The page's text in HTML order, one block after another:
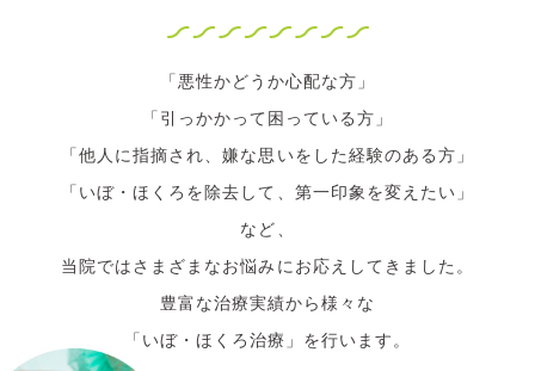
「悪性かどうか心配な方」
「引っかかって困っている方」
「他人に指摘され、嫌な思いをした経験のある方」
「いぼ・ほくろを除去して、第一印象を変えたい」
など、
当院ではさまざまなお悩みにお応えしてきました。
豊富な治療実績から様々な
「いぼ・ほくろ治療」を行います。